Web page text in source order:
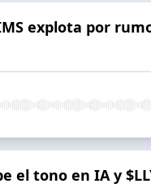
explota por
el tono en IA y